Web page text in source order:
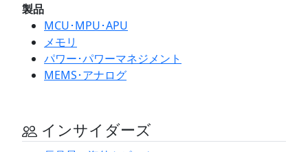
製品
MCU･MPU･APU
メモリ
パワー･パワーマネジメント
MEMS･アナログ
インサイダーズ